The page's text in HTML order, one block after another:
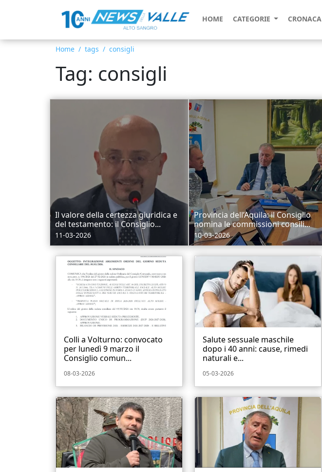
HOME CATEGORIE CRONACA
Home tags consigli
Tag: consigli
Il valore della certezza giuridica e
del testamento: il Consiglio...
11-03-2026
Provincia dell’Aquila: il Consiglio
nomina le commissioni consili...
10-03-2026
Colli a Volturno: convocato
per lunedì 9 marzo il
Consiglio comun...
08-03-2026
Salute sessuale maschile
dopo i 40 anni: cause, rimedi
naturali e...
05-03-2026